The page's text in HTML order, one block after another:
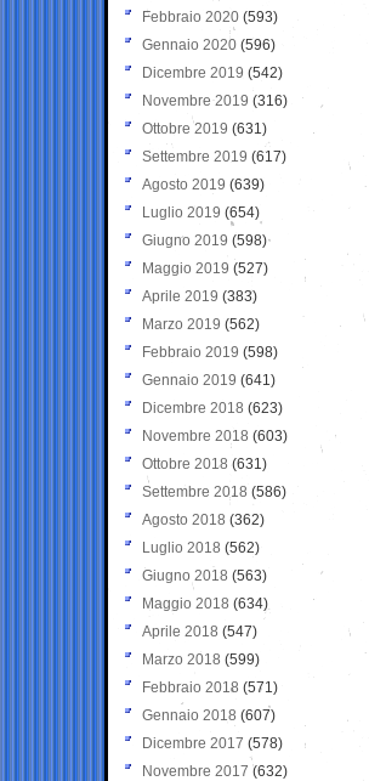
Febbraio 2020 (593)
Gennaio 2020 (596)
Dicembre 2019 (542)
Novembre 2019 (316)
Ottobre 2019 (631)
Settembre 2019 (617)
Agosto 2019 (639)
Luglio 2019 (654)
Giugno 2019 (598)
Maggio 2019 (527)
Aprile 2019 (383)
Marzo 2019 (562)
Febbraio 2019 (598)
Gennaio 2019 (641)
Dicembre 2018 (623)
Novembre 2018 (603)
Ottobre 2018 (631)
Settembre 2018 (586)
Agosto 2018 (362)
Luglio 2018 (562)
Giugno 2018 (563)
Maggio 2018 (634)
Aprile 2018 (547)
Marzo 2018 (599)
Febbraio 2018 (571)
Gennaio 2018 (607)
Dicembre 2017 (578)
Novembre 2017 (632)